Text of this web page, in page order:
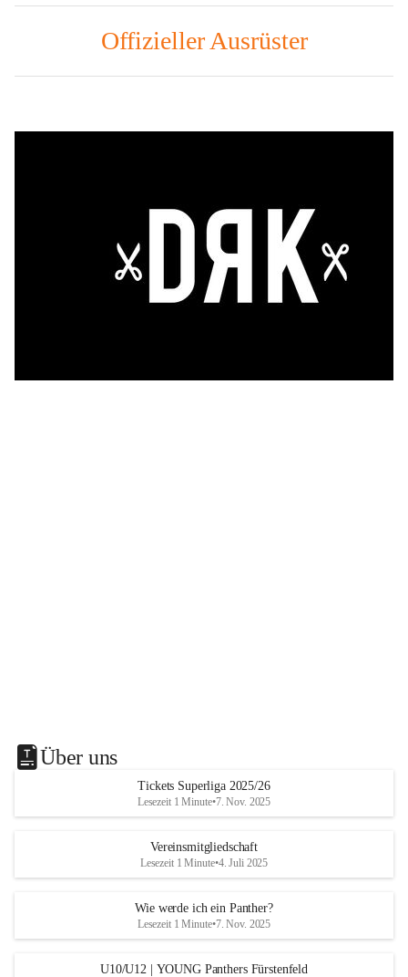
Offizieller Ausrüster
Über uns
Tickets Superliga 2025/26
Lesezeit 1 Minute•7. Nov. 2025
Vereinsmitgliedschaft
Lesezeit 1 Minute•4. Juli 2025
Wie werde ich ein Panther?
Lesezeit 1 Minute•7. Nov. 2025
U10/U12 | YOUNG Panthers Fürstenfeld